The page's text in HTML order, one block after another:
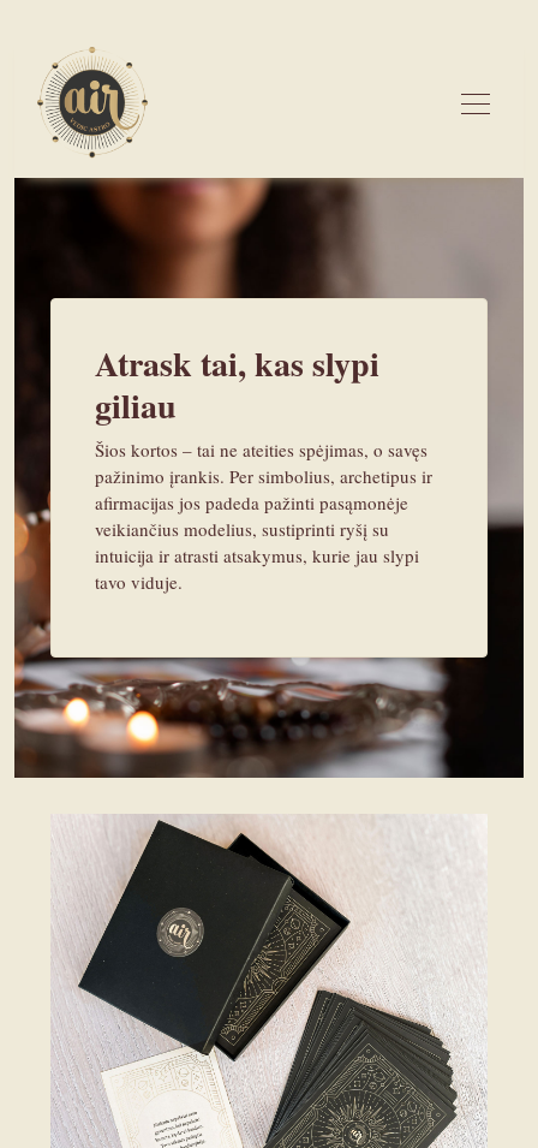
Atrask tai, kas slypi
giliau
Šios kortos – tai ne ateities spėjimas, o savęs
pažinimo įrankis. Per simbolius, archetipus ir
afirmacijas jos padeda pažinti pasąmonėje
veikiančius modelius, sustiprinti ryšį su
intuicija ir atrasti atsakymus, kurie jau slypi
tavo viduje.